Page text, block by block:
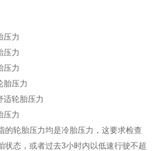
压力
压力
压力
胎压力
适轮胎压力
压力
的轮胎压力均是冷胎压力，这要求检查
状态，或者过去3小时内以低速行驶不超